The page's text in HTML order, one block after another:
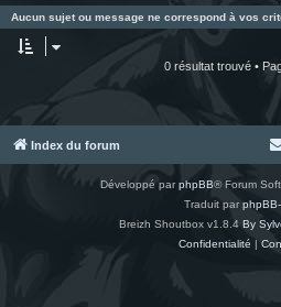
Aucun sujet ou message ne correspond à vos
0 résultat trouvé •
Index du forum
Développé parphpBB® Forum
Traduit par
Breizh Shoutbox v1.8.4 By
Confidentialité |